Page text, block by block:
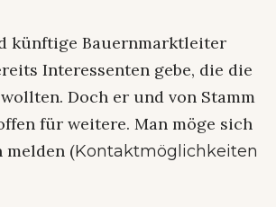
künftige Bauernmarktleiter
Interessenten gebe, die die
Doch er und von Stamm
für weitere. Man möge sich
melden (Kontaktmöglichkeiten